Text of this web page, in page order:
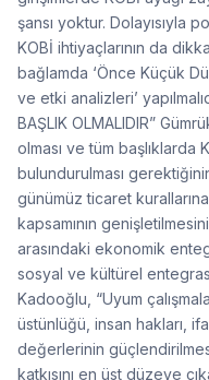
şansı yoktur. Dolayısıyla
KOBİ ihtiyaçlarının da
bağlamda ‘Önce Küçük
ve etki analizleri’
BAŞLIK OLMALIDIR”
olması ve tüm başlıklarda
bulundurulması
günümüz ticaret
kapsamının
arasındaki ekonomik
sosyal ve kültürel
Kadooğlu, “Uyum
üstünlüğü, insan hakları,
değerlerinin
katkısını en üst düzeye